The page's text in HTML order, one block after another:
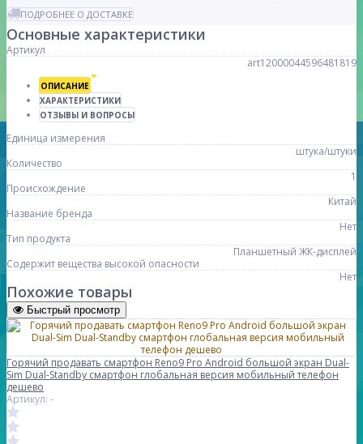
ПОДРОБНЕЕ О ДОСТАВКЕ
Основные характеристики
Артикул
art12000044596481819
ОПИСАНИЕ
ХАРАКТЕРИСТИКИ
ОТЗЫВЫ И ВОПРОСЫ
Единица измерения
штука/штуки
Количество
1
Происхождение
Китай
Название бренда
Нет
Тип продукта
Планшетный ЖК-дисплей
Содержит вещества высокой опасности
Нет
Похожие товары
Быстрый просмотр
Горячий продавать смартфон Reno9 Pro Android большой экран Dual-
Sim Dual-Standby смартфон глобальная версия мобильный телефон
дешево
Артикул: -